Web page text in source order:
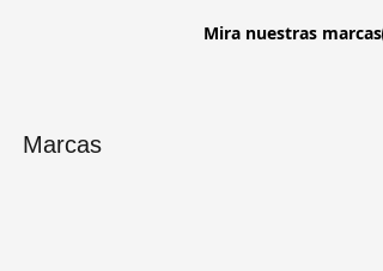
Mira nuestras marcas
Marcas